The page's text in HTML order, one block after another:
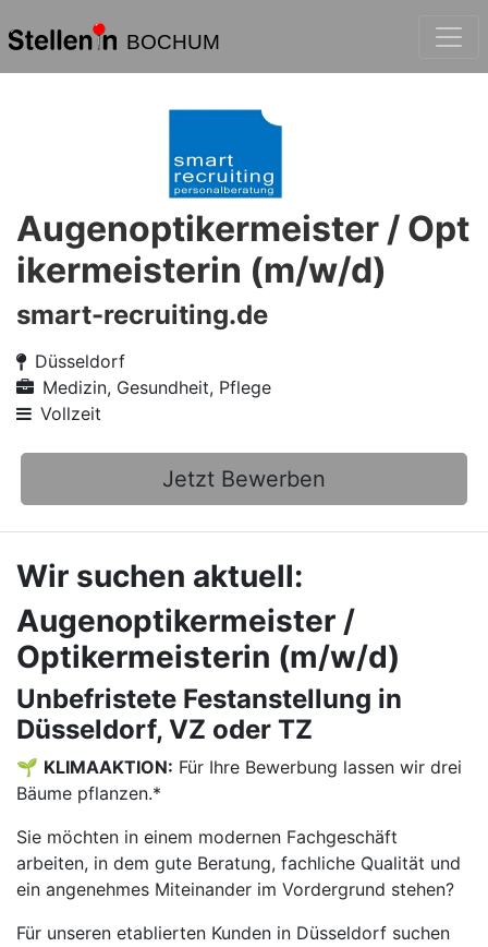
BOCHUM
Augenoptikermeister / Opt
ikermeisterin (m/w/d)
smart-recruiting.de
Düsseldorf
Medizin, Gesundheit, Pflege
Vollzeit
Jetzt Bewerben
Wir suchen aktuell:
Augenoptikermeister /
Optikermeisterin (m/w/d)
Unbefristete Festanstellung in
Düsseldorf, VZ oder TZ
🌱 KLIMAAKTION: Für Ihre Bewerbung lassen wir drei
Bäume pflanzen.*
Sie möchten in einem modernen Fachgeschäft
arbeiten, in dem gute Beratung, fachliche Qualität und
ein angenehmes Miteinander im Vordergrund stehen?
Für unseren etablierten Kunden in Düsseldorf suchen